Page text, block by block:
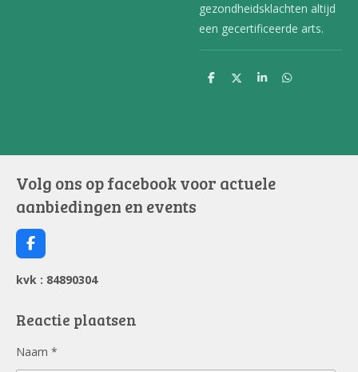
gezondheidsklachten altijd
een gecertificeerde arts.
D
D
S
D
Volg ons op facebook voor actuele
aanbiedingen en events
F
a
c
e
o
kvk : 84890304
Reactie plaatsen
Naam *